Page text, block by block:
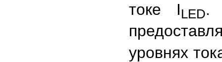
токе ILED.
уровнях